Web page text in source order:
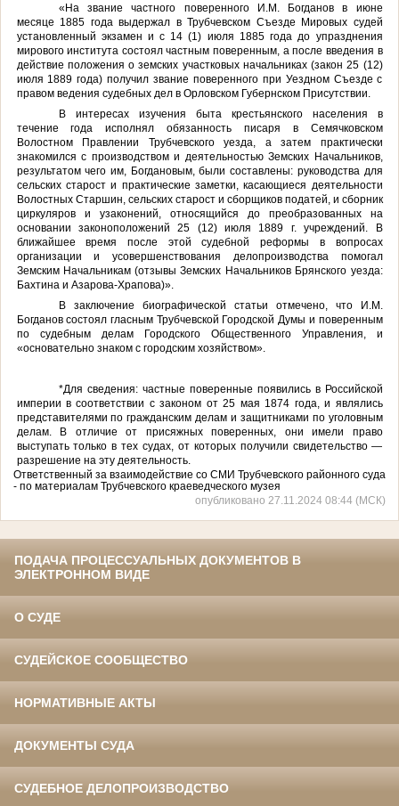
«На звание частного поверенного И.М. Богданов в июне
месяце 1885 года выдержал в Трубчевском Съезде Мировых судей
установленный экзамен и с 14 (1) июля 1885 года до упразднения
мирового института состоял частным поверенным, а после введения в
действие положения о земских участковых начальниках (закон 25 (12)
июля 1889 года) получил звание поверенного при Уездном Съезде с
правом ведения судебных дел в Орловском Губернском Присутствии.
В интересах изучения быта крестьянского населения в
течение года исполнял обязанность писаря в Семячковском
Волостном Правлении Трубчевского уезда, а затем практически
знакомился с производством и деятельностью Земских Начальников,
результатом чего им, Богдановым, были составлены: руководства для
сельских старост и практические заметки, касающиеся деятельности
Волостных Старшин, сельских старост и сборщиков податей, и сборник
циркуляров и узаконений, относящийся до преобразованных на
основании законоположений 25 (12) июля 1889 г. учреждений. В
ближайшее время после этой судебной реформы в вопросах
организации и усовершенствования делопроизводства помогал
Земским Начальникам (отзывы Земских Начальников Брянского уезда:
Бахтина и Азарова-Храпова)».
В заключение биографической статьи отмечено, что И.М.
Богданов состоял гласным Трубчевской Городской Думы и поверенным
по судебным делам Городского Общественного Управления, и
«основательно знаком с городским хозяйством».
*Для сведения: частные поверенные появились в Российской
империи в соответствии с законом от 25 мая 1874 года, и являлись
представителями по гражданским делам и защитниками по уголовным
делам. В отличие от присяжных поверенных, они имели право
выступать только в тех судах, от которых получили свидетельство —
разрешение на эту деятельность.
Ответственный за взаимодействие со СМИ Трубчевского районного суда
- по материалам Трубчевского краеведческого музея
опубликовано 27.11.2024 08:44 (МСК)
ПОДАЧА ПРОЦЕССУАЛЬНЫХ ДОКУМЕНТОВ В
ЭЛЕКТРОННОМ ВИДЕ
О СУДЕ
СУДЕЙСКОЕ СООБЩЕСТВО
НОРМАТИВНЫЕ АКТЫ
ДОКУМЕНТЫ СУДА
СУДЕБНОЕ ДЕЛОПРОИЗВОДСТВО